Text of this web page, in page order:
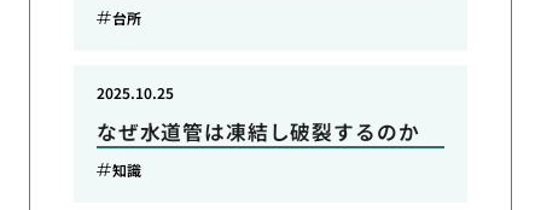
台所
なぜ水道管は凍結し破裂するのか
2025.10.25
知識